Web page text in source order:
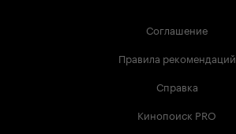
Соглашение
Правила рекомендаций
Справка
Кинопоиск PRO